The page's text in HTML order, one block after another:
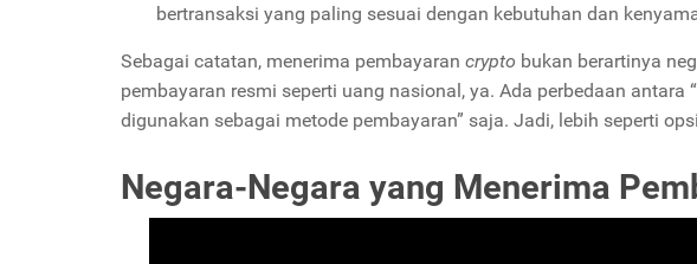
bertransaksi yang paling sesuai dengan kebutuhan dan
Sebagai catatan, menerima pembayaran crypto bukan berartinya
pembayaran resmi seperti uang nasional, ya. Ada perbedaan antara “
digunakan sebagai metode pembayaran” saja. Jadi, lebih seperti
Negara-Negara yang Menerima